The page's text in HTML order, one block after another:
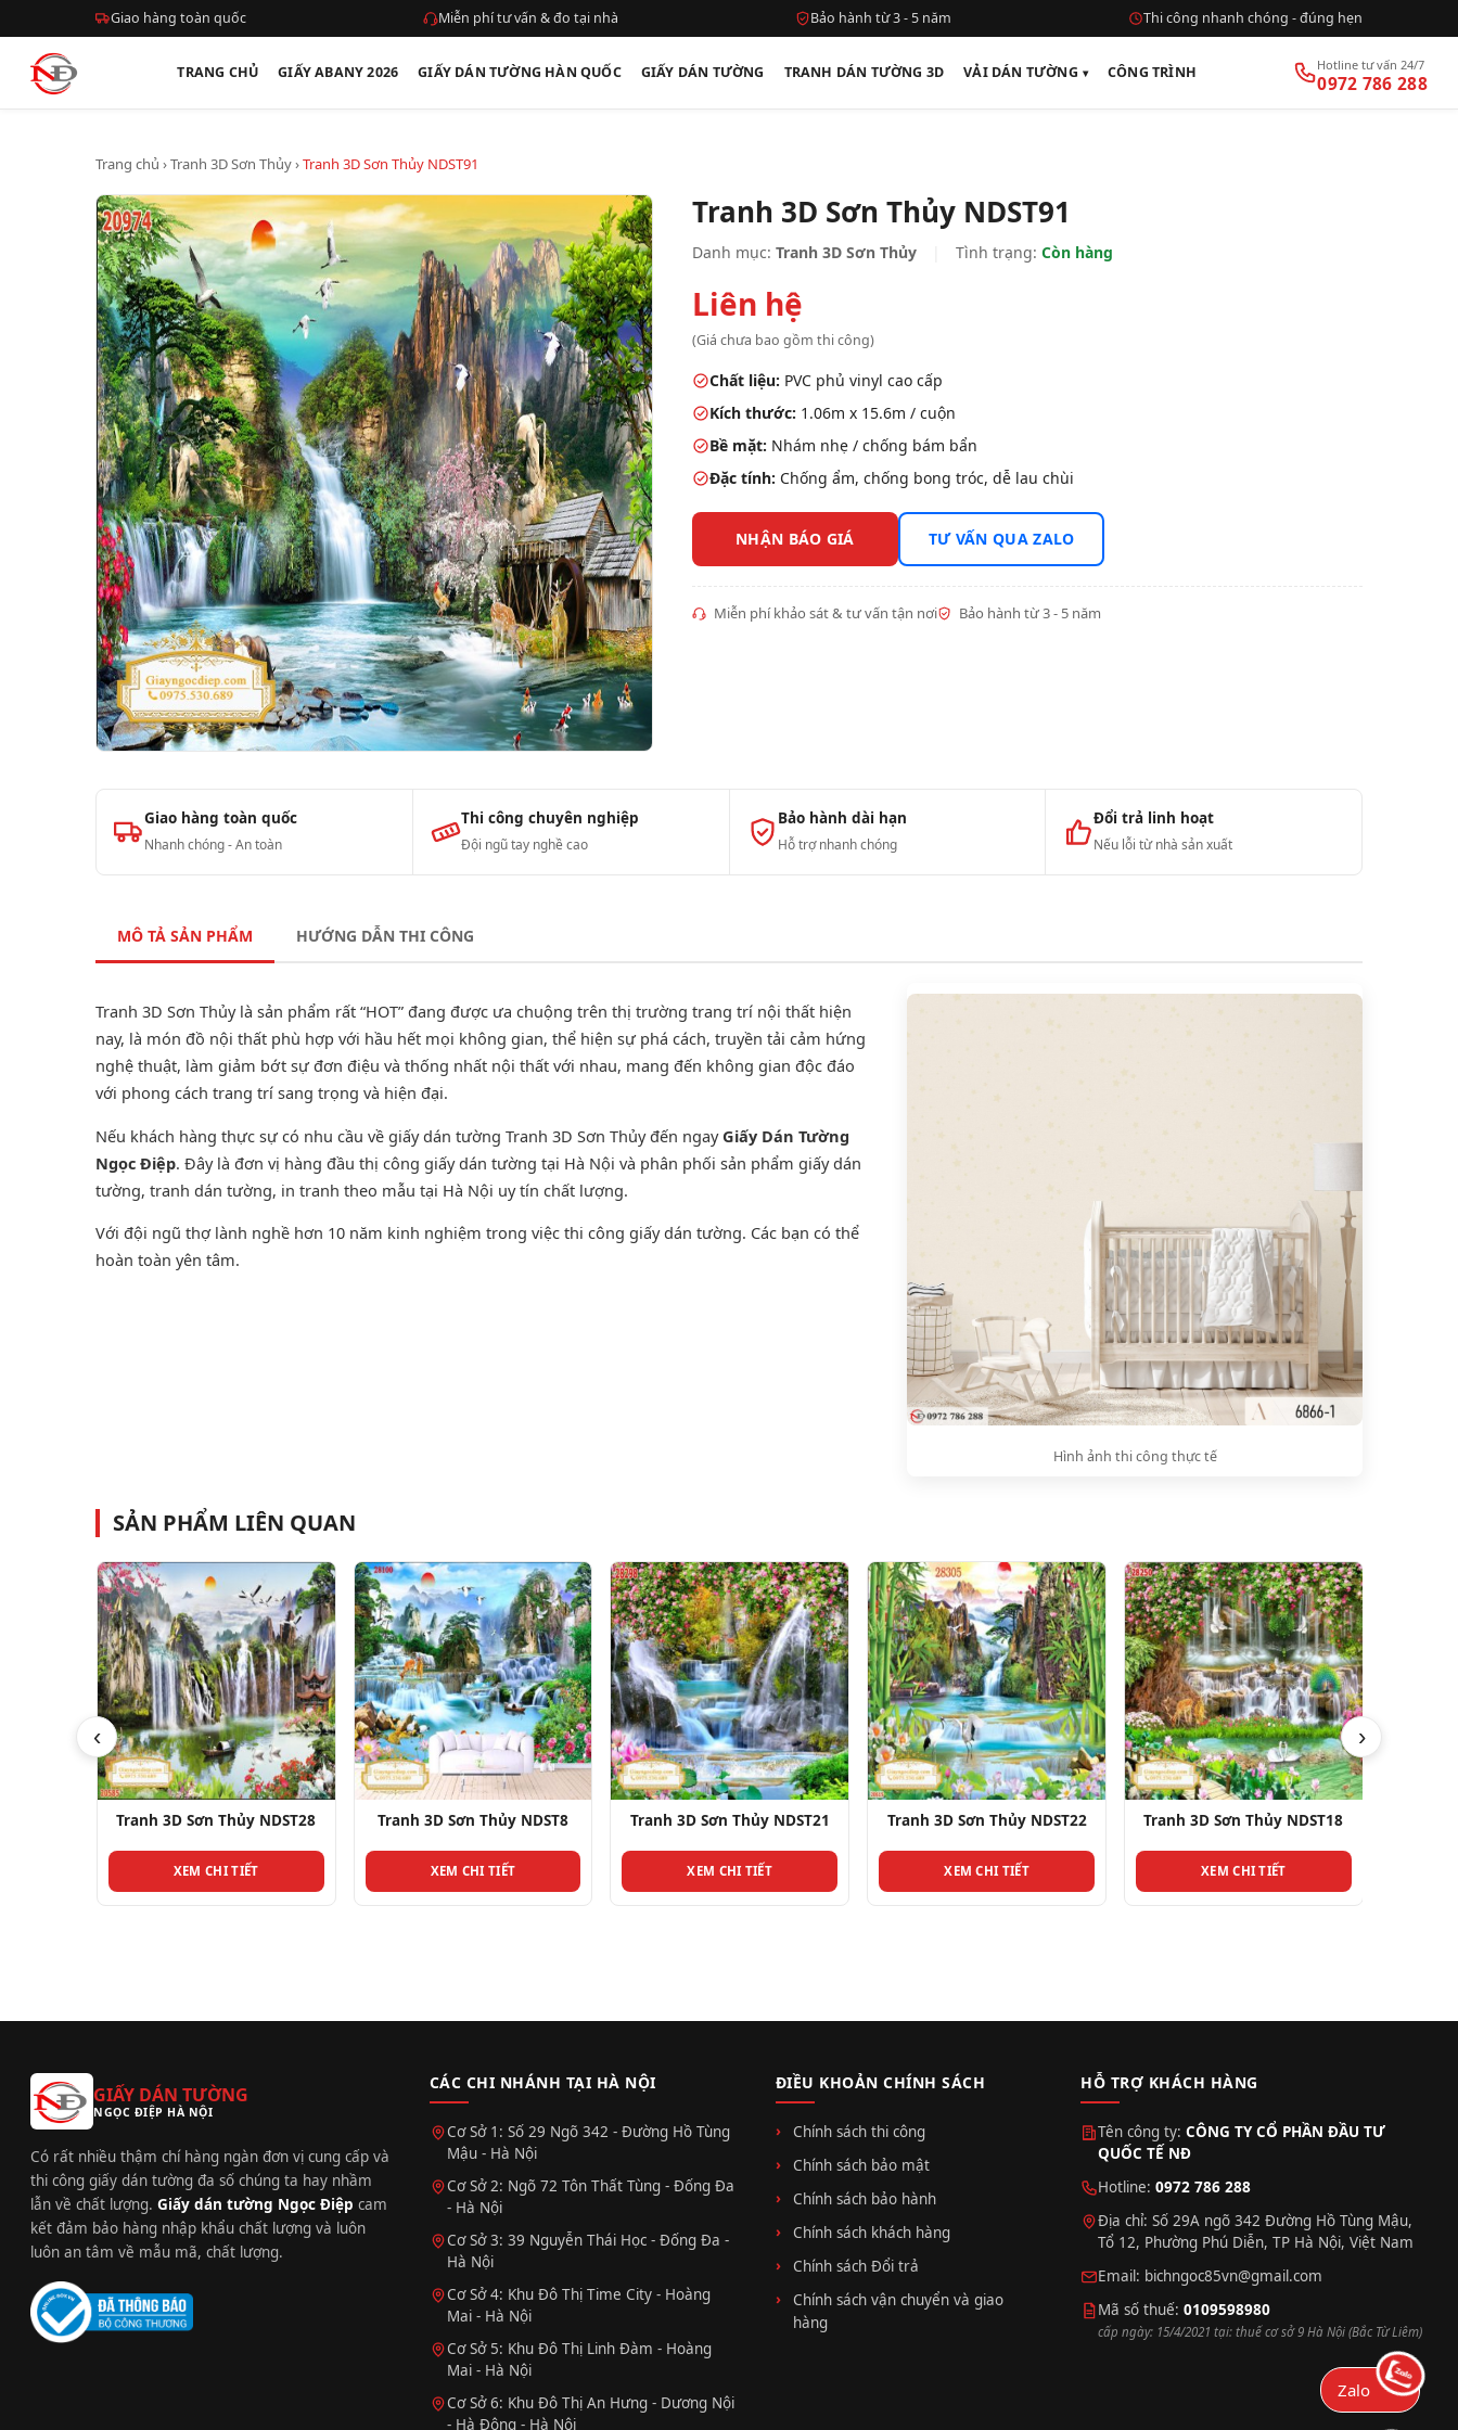
Giao hàng toàn quốc Miễn phí tư vấn & đo tại nhà Bảo hành từ 3 - 5 năm Thi công nhanh chóng - đúng hẹn
TRANG CHỦ GIẤY ABANY 2026 GIẤY DÁN TƯỜNG HÀN QUỐC GIẤY DÁN TƯỜNG TRANH DÁN TƯỜNG 3D VẢI DÁN TƯỜNG CÔNG TRÌNH Hotline tư vấn 24/7
0972 786 288
Trang chủ ›Tranh 3D Sơn Thủy›Tranh 3D Sơn Thủy NDST91
Tranh 3D Sơn Thủy NDST91
Danh mục: Tranh 3D Sơn Thủy Tình trạng: Còn hàng
Liên hệ
(Giá chưa bao gồm thi công)
Chất liệu: PVC phủ vinyl cao cấp
Kích thước: 1.06m x 15.6m / cuộn
Bề mặt: Nhám nhẹ / chống bám bẩn
Đặc tính: Chống ẩm, chống bong tróc, dễ lau chùi
NHẬN BÁO GIÁ TƯ VẤN QUA ZALO
Miễn phí khảo sát & tư vấn tận nơi Bảo hành từ 3 - 5 năm
Giao hàng toàn quốc
Nhanh chóng - An toàn
Thi công chuyên nghiệp
Đội ngũ tay nghề cao
Bảo hành dài hạn
Hỗ trợ nhanh chóng
Đổi trả linh hoạt
Nếu lỗi từ nhà sản xuất
MÔ TẢ SẢN PHẨM HƯỚNG DẪN THI CÔNG
Tranh 3D Sơn Thủy là sản phẩm rất “HOT” đang được ưa chuộng trên thị trường trang trí nội thất hiện
nay, là món đồ nội thất phù hợp với hầu hết mọi không gian, thể hiện sự phá cách, truyền tải cảm hứng
nghệ thuật, làm giảm bớt sự đơn điệu và thống nhất nội thất với nhau, mang đến không gian độc đáo
với phong cách trang trí sang trọng và hiện đại.
Nếu khách hàng thực sự có nhu cầu về giấy dán tường Tranh 3D Sơn Thủy đến ngayGiấy Dán Tường
Ngọc Điệp. Đây là đơn vị hàng đầu thị công giấy dán tường tại Hà Nội và phân phối sản phẩm giấy dán
tường, tranh dán tường, in tranh theo mẫu tại Hà Nội uy tín chất lượng.
Với đội ngũ thợ lành nghề hơn 10 năm kinh nghiệm trong việc thi công giấy dán tường. Các bạn có thể
hoàn toàn yên tâm.
Hình ảnh thi công thực tế
SẢN PHẨM LIÊN QUAN
‹
Tranh 3D Sơn Thủy NDST8
XEM CHI TIẾT
Tranh 3D Sơn Thủy NDST21
XEM CHI TIẾT
Tranh 3D Sơn Thủy NDST22
XEM CHI TIẾT
Tranh 3D Sơn Thủy NDST18
XEM CHI TIẾT
Tranh 3D Sơn Thủy NDST27
XEM CHI TIẾT
›
GIẤY DÁN TƯỜNG
NGỌC ĐIỆP HÀ NỘI
Có rất nhiều thậm chí hàng ngàn đơn vị cung cấp và
thi công giấy dán tường đa số chúng ta hay nhầm
lẫn về chất lượng. Giấy dán tường Ngọc Điệp cam
kết đảm bảo hàng nhập khẩu chất lượng và luôn
luôn an tâm về mẫu mã, chất lượng.
CÁC CHI NHÁNH TẠI HÀ NỘI
Cơ Sở 1: Số 29 Ngõ 342 - Đường Hồ Tùng
Mậu - Hà Nội
Cơ Sở 2: Ngõ 72 Tôn Thất Tùng - Đống Đa
- Hà Nội
Cơ Sở 3: 39 Nguyễn Thái Học - Đống Đa -
Hà Nội
Cơ Sở 4: Khu Đô Thị Time City - Hoàng
Mai - Hà Nội
Cơ Sở 5: Khu Đô Thị Linh Đàm - Hoàng
Mai - Hà Nội
Cơ Sở 6: Khu Đô Thị An Hưng - Dương Nội
- Hà Đông - Hà Nội
ĐIỀU KHOẢN CHÍNH SÁCH
Chính sách thi công
Chính sách bảo mật
Chính sách bảo hành
Chính sách khách hàng
Chính sách Đổi trả
Chính sách vận chuyển và giao
hàng
HỖ TRỢ KHÁCH HÀNG
Tên công ty:CÔNG TY CỔ PHẦN ĐẦU TƯ
QUỐC TẾ NĐ
Hotline:0972 786 288
Địa chỉ: Số 29A ngõ 342 Đường Hồ Tùng Mậu,
Tổ 12, Phường Phú Diễn, TP Hà Nội, Việt Nam
Email: bichngoc85vn@gmail.com
Mã số thuế:0109598980
cấp ngày: 15/4/2021 tại: thuế cơ sở 9 Hà Nội (Bắc Từ Liêm)
Zalo